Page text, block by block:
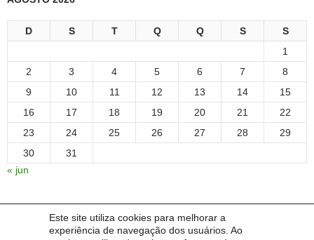
Este site utiliza cookies para melhorar a
experiência de navegação dos usuários. Ao
D S T Q Q S
S
1
2
3 4 5 6 7
8
9
10 11 12 13 14
15
16
17 18 19 20 21
22
23
24 25 26 27 28
29
30
31
« jun